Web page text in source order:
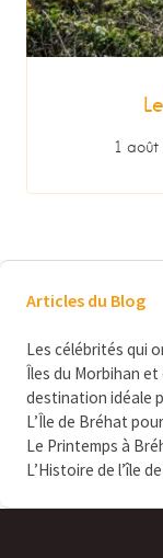
1 août
Articles du Blog
Les célébrités qui
Îles du Morbihan
destination idéale
L’Île de Bréhat
Le Printemps à
L’Histoire de l’île